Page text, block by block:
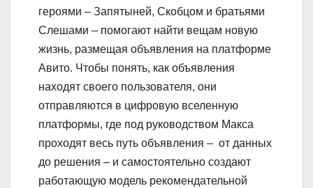
героями – Запятыней, Скобцом и братьями
Слешами – помогают найти вещам новую
жизнь, размещая объявления на платформе
Авито. Чтобы понять, как объявления
находят своего пользователя, они
отправляются в цифровую вселенную
платформы, где под руководством Макса
проходят весь путь объявления – от данных
до решения – и самостоятельно создают
работающую модель рекомендательной